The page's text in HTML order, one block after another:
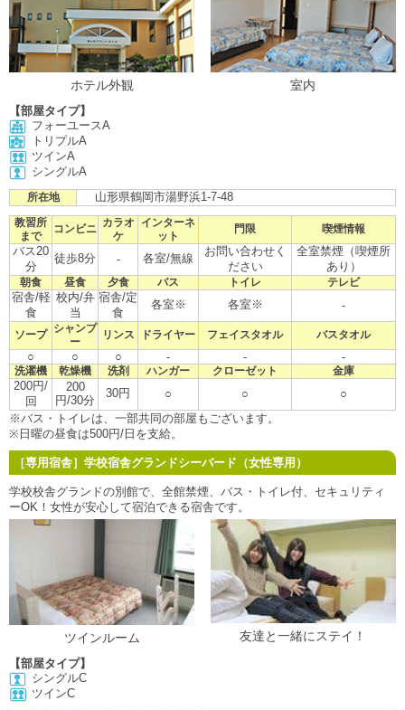
ホテル外観 室内
【部屋タイプ】
フォーユースA
トリプルA
ツインA
シングルA
所在地 山形県鶴岡市湯野浜1-7-48
教習所
まで
コンビニ
カラオ
ケ
インターネ
ット
門限 喫煙情報
バス20
分
徒歩8分 - 各室/無線
お問い合わせく
ださい
全室禁煙（喫煙所
あり）
朝食 昼食 夕食 バス トイレ テレビ
宿舎/軽
食
校内/弁
当
宿舎/定
食
各室※ 各室※ -
ソープ
シャンプ
ー
リンス ドライヤー フェイスタオル バスタオル
○ ○ ○ - - -
洗濯機 乾燥機 洗剤 ハンガー クローゼット 金庫
200円/
回
200
円/30分
30円 ○ ○
○
※バス・トイレは、一部共同の部屋もございます。
※日曜の昼食は500円/日を支給。
［専用宿舎］学校宿舎グランドシーバード（女性専用）
学校校舎グランドの別館で、全館禁煙、バス・トイレ付、セキュリティ
ーOK！女性が安心して宿泊できる宿舎です。
ツインルーム 友達と一緒にステイ！
【部屋タイプ】
シングルC
ツインC